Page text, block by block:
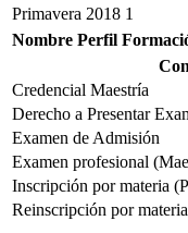
Primavera 2018 1
Nombre Perfil
Credencial Maestría
Derecho a Presentar
Examen de Admisión
Examen profesional
Inscripción por materia
Reinscripción por